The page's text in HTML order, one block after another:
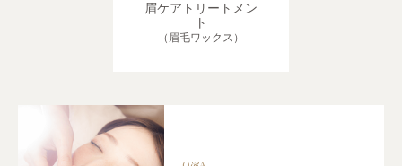
眉ケアトリートメン
ト
（眉毛ワックス）